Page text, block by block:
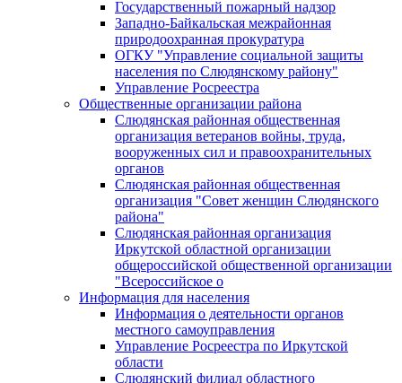
Государственный пожарный надзор
Западно-Байкальская межрайонная
природоохранная прокуратура
ОГКУ "Управление социальной защиты
населения по Слюдянскому району"
Управление Росреестра
Общественные организации района
Слюдянская районная общественная
организация ветеранов войны, труда,
вооруженных сил и правоохранительных
органов
Слюдянская районная общественная
организация "Совет женщин Слюдянского
района"
Слюдянская районная организация
Иркутской областной организации
общероссийской общественной организации
"Всероссийское о
Информация для населения
Информация о деятельности органов
местного самоуправления
Управление Росреестра по Иркутской
области
Слюдянский филиал областного